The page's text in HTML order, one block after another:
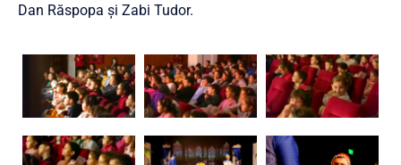
Dan Răspopa și Zabi Tudor.